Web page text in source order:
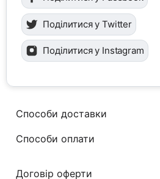
Поділитися у Twitter
Поділитися у Instagram
Способи доставки
Способи оплати
Договір оферти